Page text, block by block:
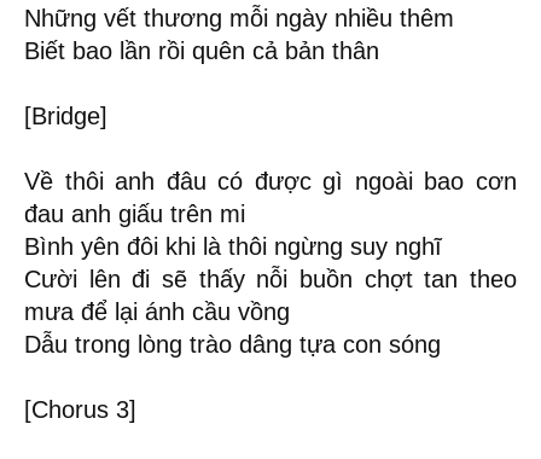
Những vết thương mỗi ngày nhiều thêm
Biết bao lần rồi quên cả bản thân
[Bridge]
Về thôi anh đâu có được gì ngoài bao cơn
đau anh giấu trên mi
Bình yên đôi khi là thôi ngừng suy nghĩ
Cười lên đi sẽ thấy nỗi buồn chợt tan theo
mưa để lại ánh cầu vồng
Dẫu trong lòng trào dâng tựa con sóng
[Chorus 3]